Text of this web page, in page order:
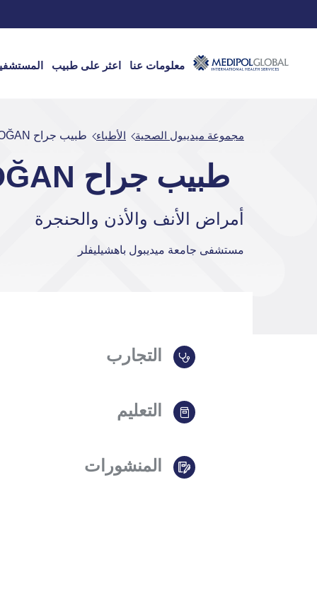
معلومات عنا اعثر على طبيب
مجموعة ميديبول الصحية الأطباء طبيب جراح MEHMET DOĞAN
طبيب جراح MEHMET DOĞAN
أمراض الأنف والأذن والحنجرة
مستشفى جامعة ميديبول باهشيليفلر
التجارب
التعليم
المنشورات